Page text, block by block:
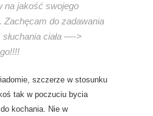
na jakość swojego
Zachęcam do zadawania
ciała —->
szczerze w stosunku
tak w poczuciu bycia
kochania. Nie w